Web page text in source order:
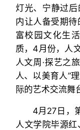
灯光、宁静过
内让人备受期
富校园文化生
质，4月份，人
人文周·探艺之
人、以美育人”
际的艺术交流舞
4月27日，
人文学院毕源